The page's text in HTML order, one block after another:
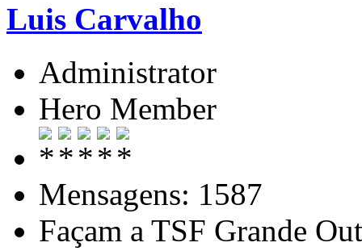
Luis Carvalho
Administrator
Hero Member
Mensagens: 1587
Façam a TSF Grande